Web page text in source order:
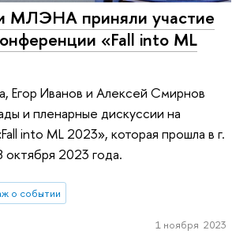
МЛЭНА приняли участие
«Fall into ML
Егор Иванов и Алексей Смирнов
и пленарные дискуссии на
into ML 2023», которая прошла в г.
2023 года.
о событии
1 ноября 2023